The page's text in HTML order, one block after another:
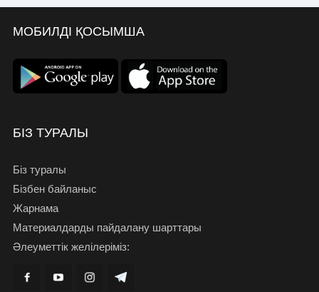
МОБИЛДІ ҚОСЫМША
БІЗ ТУРАЛЫ
Біз туралы
Бізбен байланыс
Жарнама
Материалдарды пайдалану шарттары
Әлеуметтік желілеріміз: